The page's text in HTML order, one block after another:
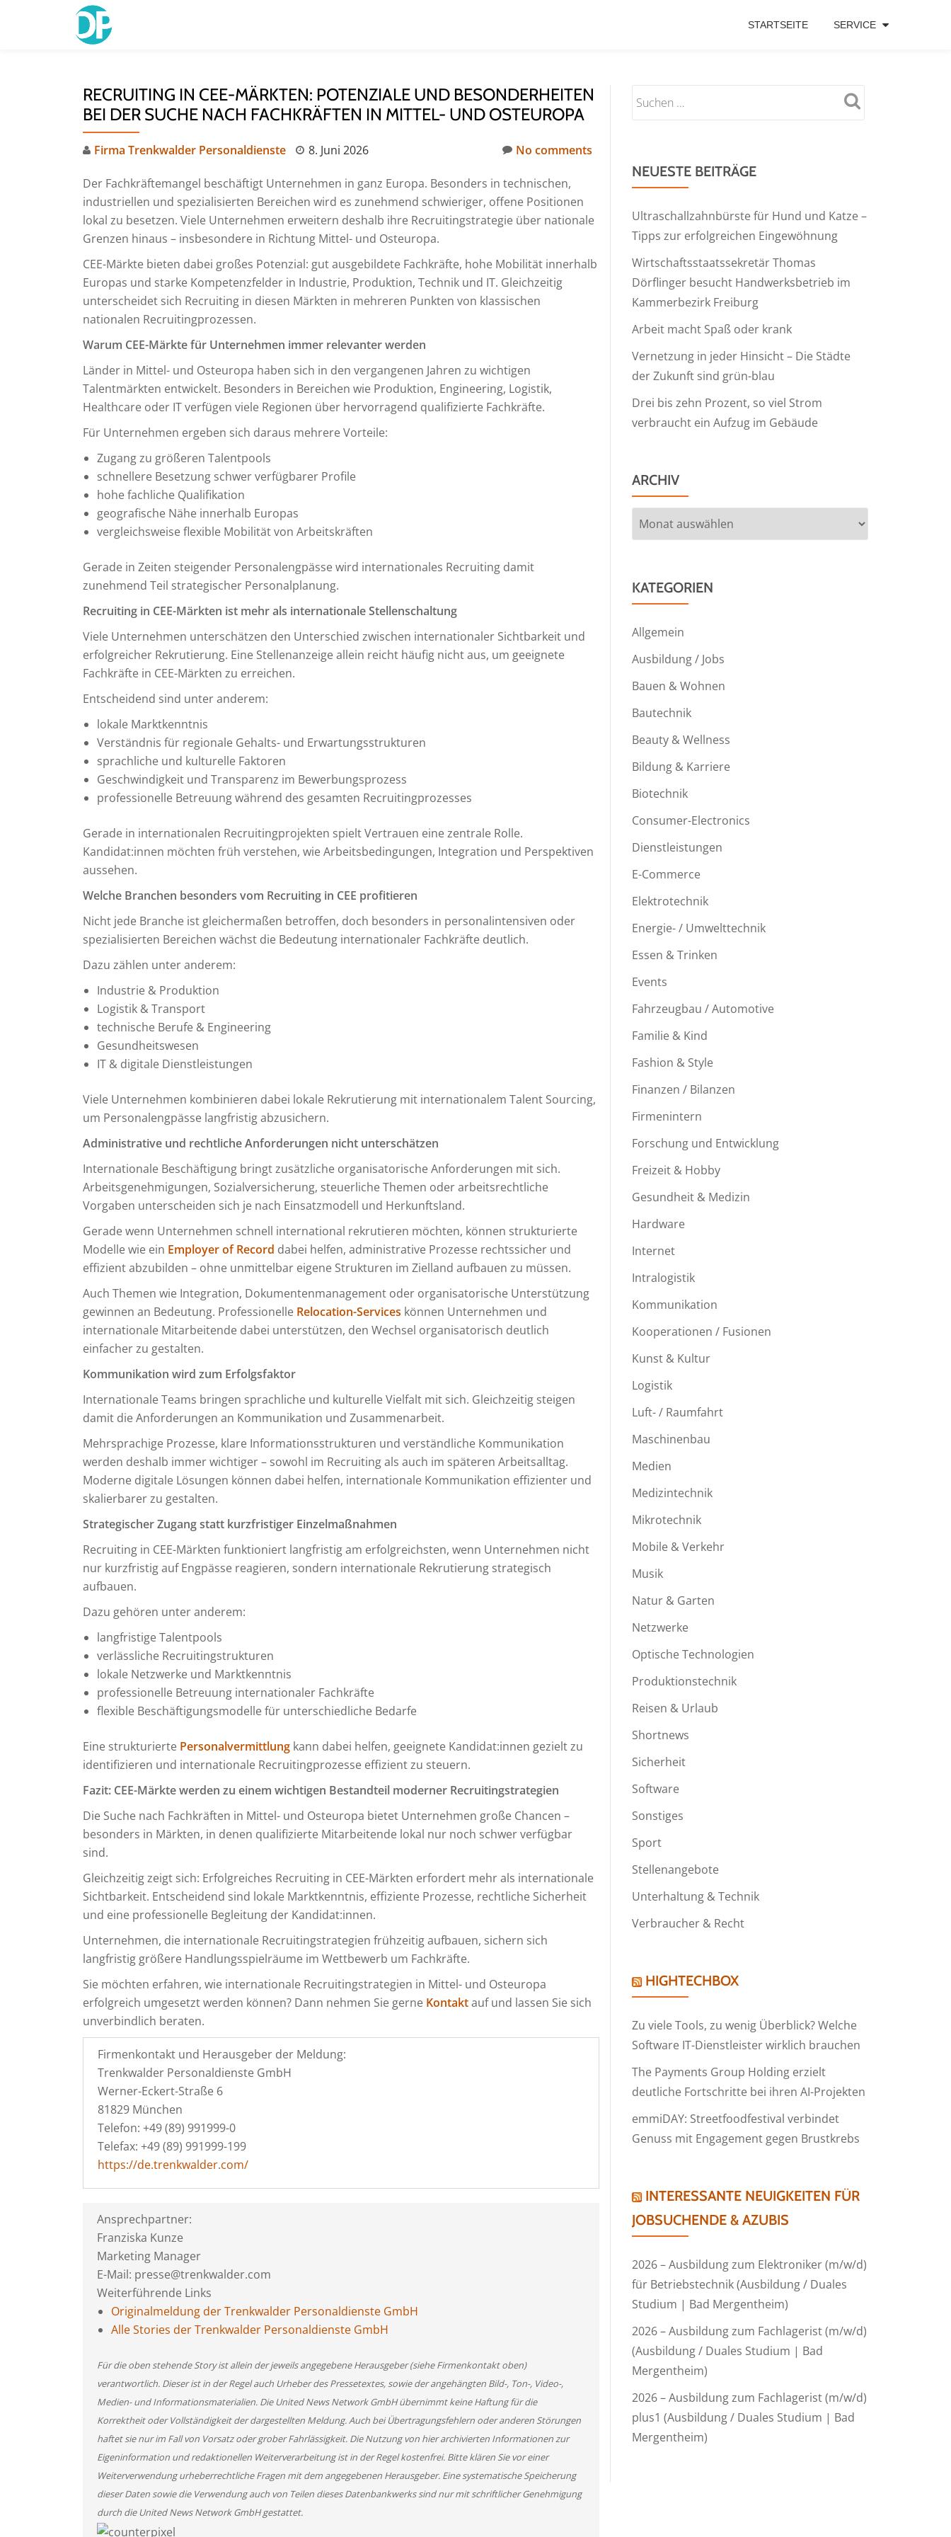
STARTSEITE SERVICE
RECRUITING IN CEE-MÄRKTEN: POTENZIALE UND BESONDERHEITEN
BEI DER SUCHE NACH FACHKRÄFTEN IN MITTEL- UND OSTEUROPA
Firma Trenkwalder Personaldienste 8. Juni 2026 No comments
Der Fachkräftemangel beschäftigt Unternehmen in ganz Europa. Besonders in technischen,
industriellen und spezialisierten Bereichen wird es zunehmend schwieriger, offene Positionen
lokal zu besetzen. Viele Unternehmen erweitern deshalb ihre Recruitingstrategie über nationale
Grenzen hinaus – insbesondere in Richtung Mittel- und Osteuropa.
CEE-Märkte bieten dabei großes Potenzial: gut ausgebildete Fachkräfte, hohe Mobilität innerhalb
Europas und starke Kompetenzfelder in Industrie, Produktion, Technik und IT. Gleichzeitig
unterscheidet sich Recruiting in diesen Märkten in mehreren Punkten von klassischen
nationalen Recruitingprozessen.
Warum CEE-Märkte für Unternehmen immer relevanter werden
Länder in Mittel- und Osteuropa haben sich in den vergangenen Jahren zu wichtigen
Talentmärkten entwickelt. Besonders in Bereichen wie Produktion, Engineering, Logistik,
Healthcare oder IT verfügen viele Regionen über hervorragend qualifizierte Fachkräfte.
Für Unternehmen ergeben sich daraus mehrere Vorteile:
Zugang zu größeren Talentpools
schnellere Besetzung schwer verfügbarer Profile
hohe fachliche Qualifikation
geografische Nähe innerhalb Europas
vergleichsweise flexible Mobilität von Arbeitskräften
Gerade in Zeiten steigender Personalengpässe wird internationales Recruiting damit
zunehmend Teil strategischer Personalplanung.
Recruiting in CEE-Märkten ist mehr als internationale Stellenschaltung
Viele Unternehmen unterschätzen den Unterschied zwischen internationaler Sichtbarkeit und
erfolgreicher Rekrutierung. Eine Stellenanzeige allein reicht häufig nicht aus, um geeignete
Fachkräfte in CEE-Märkten zu erreichen.
Entscheidend sind unter anderem:
lokale Marktkenntnis
Verständnis für regionale Gehalts- und Erwartungsstrukturen
sprachliche und kulturelle Faktoren
Geschwindigkeit und Transparenz im Bewerbungsprozess
professionelle Betreuung während des gesamten Recruitingprozesses
Gerade in internationalen Recruitingprojekten spielt Vertrauen eine zentrale Rolle.
Kandidat:innen möchten früh verstehen, wie Arbeitsbedingungen, Integration und Perspektiven
aussehen.
Welche Branchen besonders vom Recruiting in CEE profitieren
Nicht jede Branche ist gleichermaßen betroffen, doch besonders in personalintensiven oder
spezialisierten Bereichen wächst die Bedeutung internationaler Fachkräfte deutlich.
Dazu zählen unter anderem:
Industrie & Produktion
Logistik & Transport
technische Berufe & Engineering
Gesundheitswesen
IT & digitale Dienstleistungen
Viele Unternehmen kombinieren dabei lokale Rekrutierung mit internationalem Talent Sourcing,
um Personalengpässe langfristig abzusichern.
Administrative und rechtliche Anforderungen nicht unterschätzen
Internationale Beschäftigung bringt zusätzliche organisatorische Anforderungen mit sich.
Arbeitsgenehmigungen, Sozialversicherung, steuerliche Themen oder arbeitsrechtliche
Vorgaben unterscheiden sich je nach Einsatzmodell und Herkunftsland.
Gerade wenn Unternehmen schnell international rekrutieren möchten, können strukturierte
Modelle wie ein Employer of Record dabei helfen, administrative Prozesse rechtssicher und
effizient abzubilden – ohne unmittelbar eigene Strukturen im Zielland aufbauen zu müssen.
Auch Themen wie Integration, Dokumentenmanagement oder organisatorische Unterstützung
gewinnen an Bedeutung. Professionelle Relocation-Services können Unternehmen und
internationale Mitarbeitende dabei unterstützen, den Wechsel organisatorisch deutlich
einfacher zu gestalten.
Kommunikation wird zum Erfolgsfaktor
Internationale Teams bringen sprachliche und kulturelle Vielfalt mit sich. Gleichzeitig steigen
damit die Anforderungen an Kommunikation und Zusammenarbeit.
Mehrsprachige Prozesse, klare Informationsstrukturen und verständliche Kommunikation
werden deshalb immer wichtiger – sowohl im Recruiting als auch im späteren Arbeitsalltag.
Moderne digitale Lösungen können dabei helfen, internationale Kommunikation effizienter und
skalierbarer zu gestalten.
Strategischer Zugang statt kurzfristiger Einzelmaßnahmen
Recruiting in CEE-Märkten funktioniert langfristig am erfolgreichsten, wenn Unternehmen nicht
nur kurzfristig auf Engpässe reagieren, sondern internationale Rekrutierung strategisch
aufbauen.
Dazu gehören unter anderem:
langfristige Talentpools
verlässliche Recruitingstrukturen
lokale Netzwerke und Marktkenntnis
professionelle Betreuung internationaler Fachkräfte
flexible Beschäftigungsmodelle für unterschiedliche Bedarfe
Eine strukturierte Personalvermittlung kann dabei helfen, geeignete Kandidat:innen gezielt zu
identifizieren und internationale Recruitingprozesse effizient zu steuern.
Fazit: CEE-Märkte werden zu einem wichtigen Bestandteil moderner Recruitingstrategien
Die Suche nach Fachkräften in Mittel- und Osteuropa bietet Unternehmen große Chancen –
besonders in Märkten, in denen qualifizierte Mitarbeitende lokal nur noch schwer verfügbar
sind.
Gleichzeitig zeigt sich: Erfolgreiches Recruiting in CEE-Märkten erfordert mehr als internationale
Sichtbarkeit. Entscheidend sind lokale Marktkenntnis, effiziente Prozesse, rechtliche Sicherheit
und eine professionelle Begleitung der Kandidat:innen.
Unternehmen, die internationale Recruitingstrategien frühzeitig aufbauen, sichern sich
langfristig größere Handlungsspielräume im Wettbewerb um Fachkräfte.
Sie möchten erfahren, wie internationale Recruitingstrategien in Mittel- und Osteuropa
erfolgreich umgesetzt werden können? Dann nehmen Sie gerne Kontaktauf und lassen Sie sich
unverbindlich beraten.
Firmenkontakt und Herausgeber der Meldung:
Trenkwalder Personaldienste GmbH
Werner-Eckert-Straße 6
81829 München
Telefon: +49 (89) 991999-0
Telefax: +49 (89) 991999-199
https://de.trenkwalder.com/
Ansprechpartner:
Franziska Kunze
Marketing Manager
E-Mail: presse@trenkwalder.com
Weiterführende Links
Originalmeldung der Trenkwalder Personaldienste GmbH
Alle Stories der Trenkwalder Personaldienste GmbH
Für die oben stehende Story ist allein der jeweils angegebene Herausgeber (siehe Firmenkontakt oben)
verantwortlich. Dieser ist in der Regel auch Urheber des Pressetextes, sowie der angehängten Bild-, Ton-, Video-,
Medien- und Informationsmaterialien. Die United News Network GmbH übernimmt keine Haftung für die
Korrektheit oder Vollständigkeit der dargestellten Meldung. Auch bei Übertragungsfehlern oder anderen Störungen
haftet sie nur im Fall von Vorsatz oder grober Fahrlässigkeit. Die Nutzung von hier archivierten Informationen zur
Eigeninformation und redaktionellen Weiterverarbeitung ist in der Regel kostenfrei. Bitte klären Sie vor einer
Weiterverwendung urheberrechtliche Fragen mit dem angegebenen Herausgeber. Eine systematische Speicherung
dieser Daten sowie die Verwendung auch von Teilen dieses Datenbankwerks sind nur mit schriftlicher Genehmigung
durch die United News Network GmbH gestattet.
NEUESTE BEITRÄGE
Ultraschallzahnbürste für Hund und Katze –
Tipps zur erfolgreichen Eingewöhnung
Wirtschaftsstaatssekretär Thomas
Dörflinger besucht Handwerksbetrieb im
Kammerbezirk Freiburg
Arbeit macht Spaß oder krank
Vernetzung in jeder Hinsicht – Die Städte
der Zukunft sind grün-blau
Drei bis zehn Prozent, so viel Strom
verbraucht ein Aufzug im Gebäude
ARCHIV
Archiv
KATEGORIEN
Allgemein
Ausbildung / Jobs
Bauen & Wohnen
Bautechnik
Beauty & Wellness
Bildung & Karriere
Biotechnik
Consumer-Electronics
Dienstleistungen
E-Commerce
Elektrotechnik
Energie- / Umwelttechnik
Essen & Trinken
Events
Fahrzeugbau / Automotive
Familie & Kind
Fashion & Style
Finanzen / Bilanzen
Firmenintern
Forschung und Entwicklung
Freizeit & Hobby
Gesundheit & Medizin
Hardware
Internet
Intralogistik
Kommunikation
Kooperationen / Fusionen
Kunst & Kultur
Logistik
Luft- / Raumfahrt
Maschinenbau
Medien
Medizintechnik
Mikrotechnik
Mobile & Verkehr
Musik
Natur & Garten
Netzwerke
Optische Technologien
Produktionstechnik
Reisen & Urlaub
Shortnews
Sicherheit
Software
Sonstiges
Sport
Stellenangebote
Unterhaltung & Technik
Verbraucher & Recht
HIGHTECHBOX
Zu viele Tools, zu wenig Überblick? Welche
Software IT-Dienstleister wirklich brauchen
The Payments Group Holding erzielt
deutliche Fortschritte bei ihren AI-Projekten
emmiDAY: Streetfoodfestival verbindet
Genuss mit Engagement gegen Brustkrebs
INTERESSANTE NEUIGKEITEN FÜR
JOBSUCHENDE & AZUBIS
2026 – Ausbildung zum Elektroniker (m/w/d)
für Betriebstechnik (Ausbildung / Duales
Studium | Bad Mergentheim)
2026 – Ausbildung zum Fachlagerist (m/w/d)
(Ausbildung / Duales Studium | Bad
Mergentheim)
2026 – Ausbildung zum Fachlagerist (m/w/d)
plus1 (Ausbildung / Duales Studium | Bad
Mergentheim)